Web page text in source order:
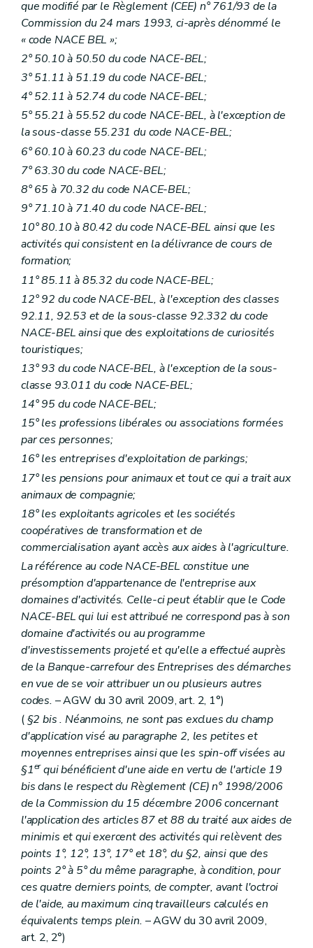
que modifié par le Règlement (CEE) n° 761/93 de la
Commission du 24 mars 1993, ci-après dénommé le
« code NACE BEL »;
2° 50.10 à 50.50 du code NACE-BEL;
3° 51.11 à 51.19 du code NACE-BEL;
4° 52.11 à 52.74 du code NACE-BEL;
5° 55.21 à 55.52 du code NACE-BEL, à l'exception de
la sous-classe 55.231 du code NACE-BEL;
6° 60.10 à 60.23 du code NACE-BEL;
7° 63.30 du code NACE-BEL;
8° 65 à 70.32 du code NACE-BEL;
9° 71.10 à 71.40 du code NACE-BEL;
10° 80.10 à 80.42 du code NACE-BEL ainsi que les
activités qui consistent en la délivrance de cours de
formation;
11° 85.11 à 85.32 du code NACE-BEL;
12° 92 du code NACE-BEL, à l'exception des classes
92.11, 92.53 et de la sous-classe 92.332 du code
NACE-BEL ainsi que des exploitations de curiosités
touristiques;
13° 93 du code NACE-BEL, à l'exception de la sous-
classe 93.011 du code NACE-BEL;
14° 95 du code NACE-BEL;
15° les professions libérales ou associations formées
par ces personnes;
16° les entreprises d'exploitation de parkings;
17° les pensions pour animaux et tout ce qui a trait aux
animaux de compagnie;
18° les exploitants agricoles et les sociétés
coopératives de transformation et de
commercialisation ayant accès aux aides à l'agriculture.
La référence au code NACE-BEL constitue une
présomption d'appartenance de l'entreprise aux
domaines d'activités. Celle-ci peut établir que le Code
NACE-BEL qui lui est attribué ne correspond pas à son
domaine d'activités ou au programme
d'investissements projeté et qu'elle a effectué auprès
de la Banque-carrefour des Entreprises des démarches
en vue de se voir attribuer un ou plusieurs autres
codes. – AGW du 30 avril 2009, art. 2, 1°)
( §2bis. Néanmoins, ne sont pas exclues du champ
d'application visé au paragraphe 2, les petites et
moyennes entreprises ainsi que les spin-off visées au
§1erqui bénéficient d'une aide en vertu de l'article 19
bisdans le respect du Règlement (CE) n° 1998/2006
de la Commission du 15 décembre 2006 concernant
l'application des articles 87 et 88 du traité aux aides de
minimis et qui exercent des activités qui relèvent des
points 1°, 12°, 13°, 17° et 18°, du §2, ainsi que des
points 2° à 5° du même paragraphe, à condition, pour
ces quatre derniers points, de compter, avant l'octroi
de l'aide, au maximum cinq travailleurs calculés en
équivalents temps plein. – AGW du 30 avril 2009,
art. 2, 2°)